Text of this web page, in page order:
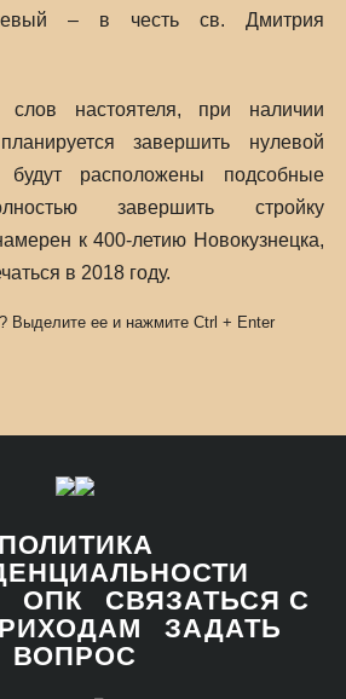
– в честь св. Дмитрия
настоятеля, при наличии
завершить нулевой
расположены подсобные
завершить стройку
к 400-летию Новокузнецка,
в 2018 году.
Выделите ее и нажмите Ctrl + Enter
ПОЛИТИКА
ОПК
СВЯЗАТЬСЯ С
ЗАДАТЬ
ВОПРОС